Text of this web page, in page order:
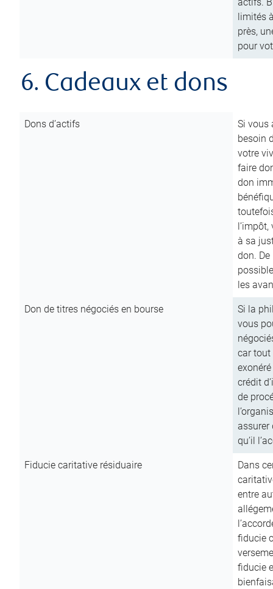
limités
près,
pour
6. Cadeaux et dons
Dons d’actifs
Si vous
besoin
votre
faire
don
à sa
don.
les
Don de titres négociés en bourse
Si la
vous
car tout
crédit
de
assurer
qu’il
Fiducie caritative résiduaire
Dans
entre
fiducie
fiducie